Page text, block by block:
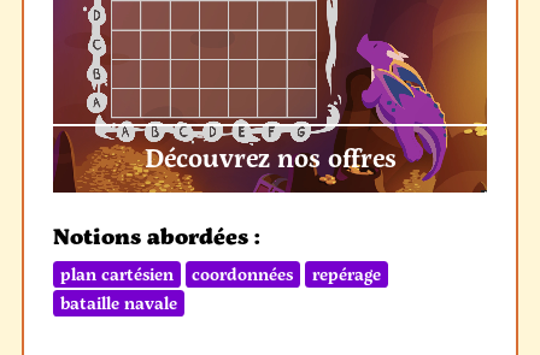
Découvrez nos offres
Notions abordées :
plan cartésien coordonnées
repérage
bataille navale